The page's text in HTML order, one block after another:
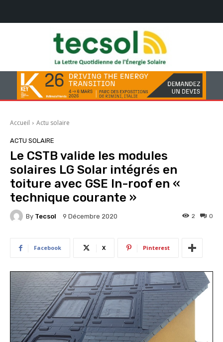
Accueil Actu solaire
ACTU SOLAIRE
Le CSTB valide les modules
solaires LG Solar intégrés en
toiture avec GSE In-roof en «
technique courante »
By Tecsol 9 Décembre 2020 0
2
Facebook X Pinterest